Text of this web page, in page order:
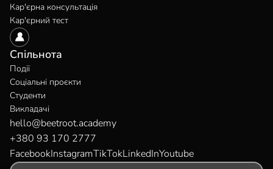
Спільнота
Події
Соціальні проєкти
Студенти
Викладачі
Кар'єрна консультація
Кар'єрний тест
hello@beetroot.academy
+380 93 170 2777
FacebookInstagramTikTokLinkedInYoutube